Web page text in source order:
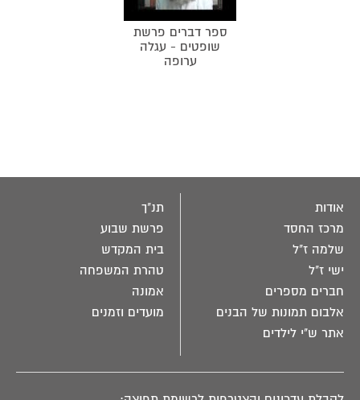
ספר דברים פרשת
שופטים - עגלה
ערופה
אודות
מרכז החסד
שלמה ז"ל
ישי ז"ל
חברים מספרים
אלבום תמונות של הבנים
אתר ש"י לילדים
תנ"ך
פרשת שבוע
בית המקדש
טהרת המשפחה
אמונה
מועדים וזמנים